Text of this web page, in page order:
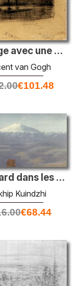
Paysage avec une église
van Gogh
€101.48
Brouillard dans les montagnes. Caucase
Kuindzhi
€68.44